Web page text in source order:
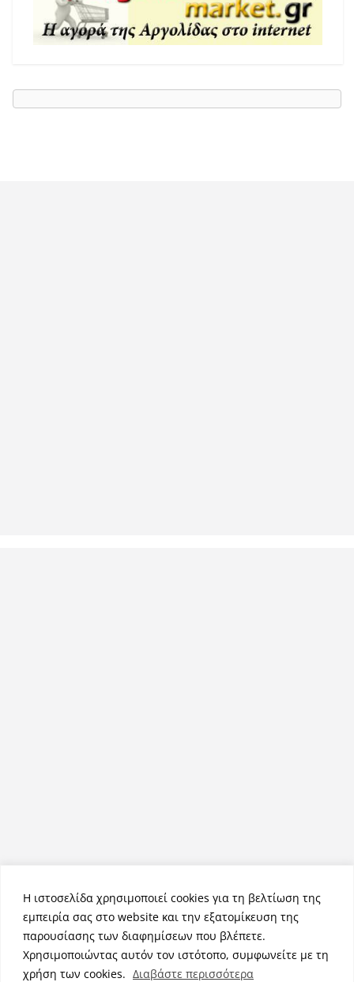
Η ιστοσελίδα χρησιμοποιεί cookies για τη βελτίωση της
εμπειρία σας στο website και την εξατομίκευση της
παρουσίασης των διαφημίσεων που βλέπετε.
Χρησιμοποιώντας αυτόν τον ιστότοπο, συμφωνείτε με τη
χρήση των cookies. Διαβάστε περισσότερα
Πνευματικά Δικαιώματα © 2026NemeaPress. Τα πνευματικά